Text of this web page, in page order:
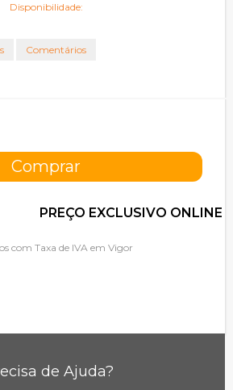
Disponibilidade:
Comentários
PREÇO EXCLUSIVO ONLINE
com Taxa de IVA em Vigor
de Ajuda?